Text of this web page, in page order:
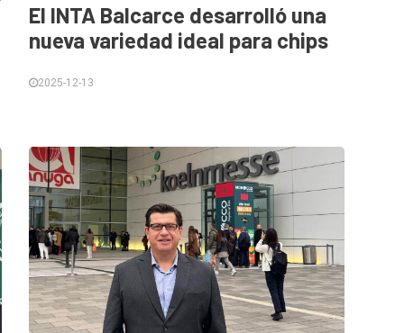
El INTA Balcarce desarrolló una
nueva variedad ideal para chips
2025-12-13